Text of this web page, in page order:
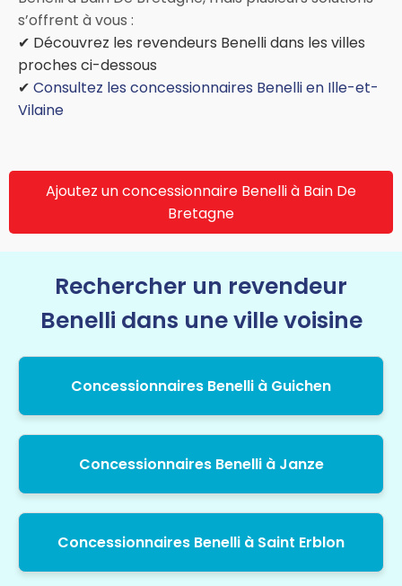
s’offrent à vous :
✔ Découvrez les revendeurs Benelli dans les villes
proches ci-dessous
✔ Consultez les concessionnaires Benelli en Ille-et-
Vilaine
Ajoutez un concessionnaire Benelli à Bain De
Bretagne
Rechercher un revendeur
Benelli dans une ville voisine
Concessionnaires Benelli à Guichen
Concessionnaires Benelli à Janze
Concessionnaires Benelli à Saint Erblon